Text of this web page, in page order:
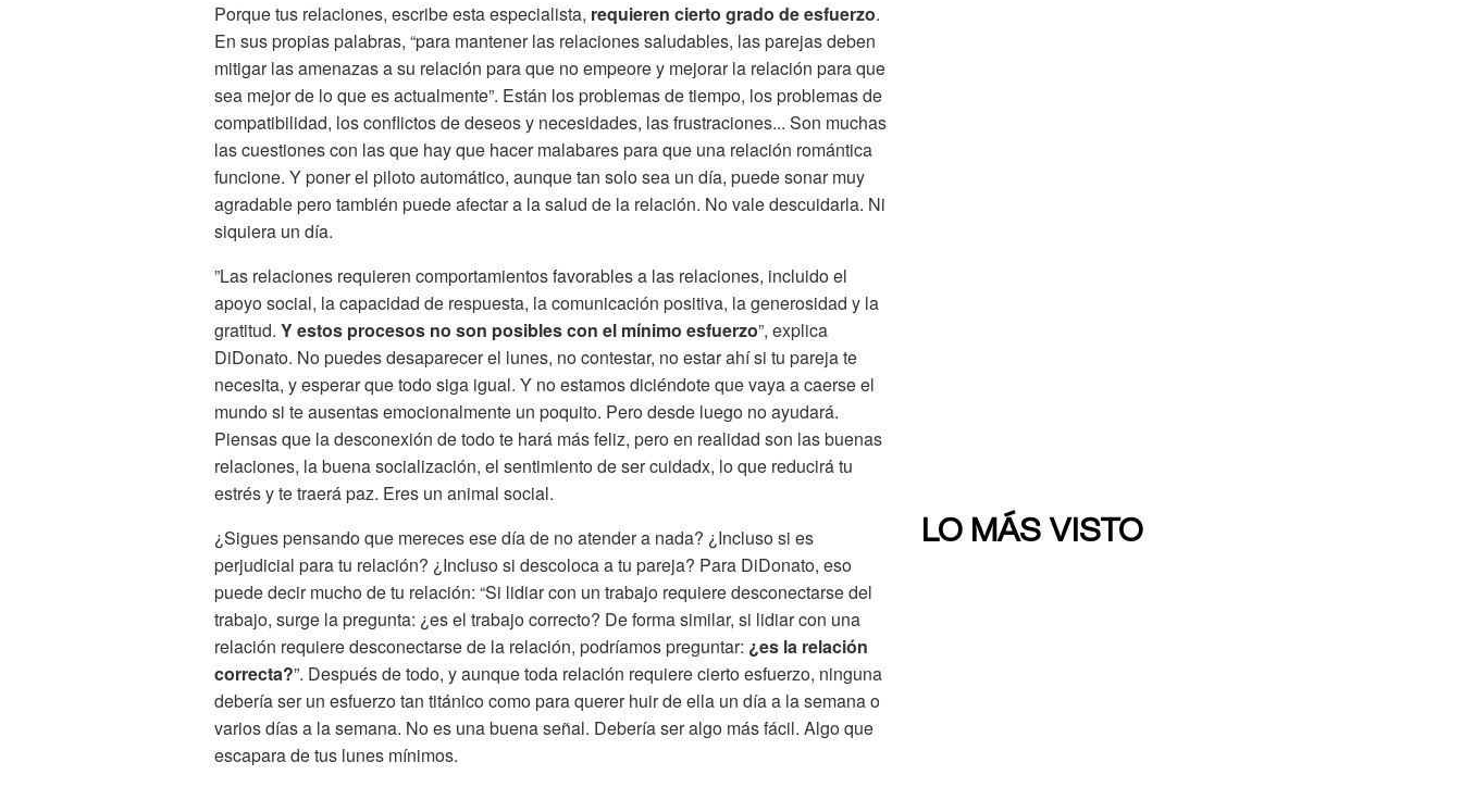
Porque tus relaciones, escribe esta especialista, requieren cierto grado de esfuerzo.
En sus propias palabras, “para mantener las relaciones saludables, las parejas deben
mitigar las amenazas a su relación para que no empeore y mejorar la relación para que
sea mejor de lo que es actualmente”. Están los problemas de tiempo, los problemas de
compatibilidad, los conflictos de deseos y necesidades, las frustraciones... Son muchas
las cuestiones con las que hay que hacer malabares para que una relación romántica
funcione. Y poner el piloto automático, aunque tan solo sea un día, puede sonar muy
agradable pero también puede afectar a la salud de la relación. No vale descuidarla. Ni
siquiera un día.
”Las relaciones requieren comportamientos favorables a las relaciones, incluido el
apoyo social, la capacidad de respuesta, la comunicación positiva, la generosidad y la
gratitud. Y estos procesos no son posibles con el mínimo esfuerzo”, explica
DiDonato. No puedes desaparecer el lunes, no contestar, no estar ahí si tu pareja te
necesita, y esperar que todo siga igual. Y no estamos diciéndote que vaya a caerse el
mundo si te ausentas emocionalmente un poquito. Pero desde luego no ayudará.
Piensas que la desconexión de todo te hará más feliz, pero en realidad son las buenas
relaciones, la buena socialización, el sentimiento de ser cuidadx, lo que reducirá tu
estrés y te traerá paz. Eres un animal social.
¿Sigues pensando que mereces ese día de no atender a nada? ¿Incluso si es
perjudicial para tu relación? ¿Incluso si descoloca a tu pareja? Para DiDonato, eso
puede decir mucho de tu relación: “Si lidiar con un trabajo requiere desconectarse del
trabajo, surge la pregunta: ¿es el trabajo correcto? De forma similar, si lidiar con una
relación requiere desconectarse de la relación, podríamos preguntar: ¿es la relación
correcta?”. Después de todo, y aunque toda relación requiere cierto esfuerzo, ninguna
debería ser un esfuerzo tan titánico como para querer huir de ella un día a la semana o
varios días a la semana. No es una buena señal. Debería ser algo más fácil. Algo que
escapara de tus lunes mínimos.
LO MÁS VISTO